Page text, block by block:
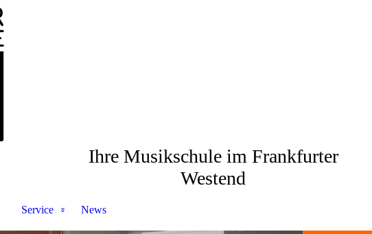
Ihre Musikschule im Frankfurter
Westend
Service News